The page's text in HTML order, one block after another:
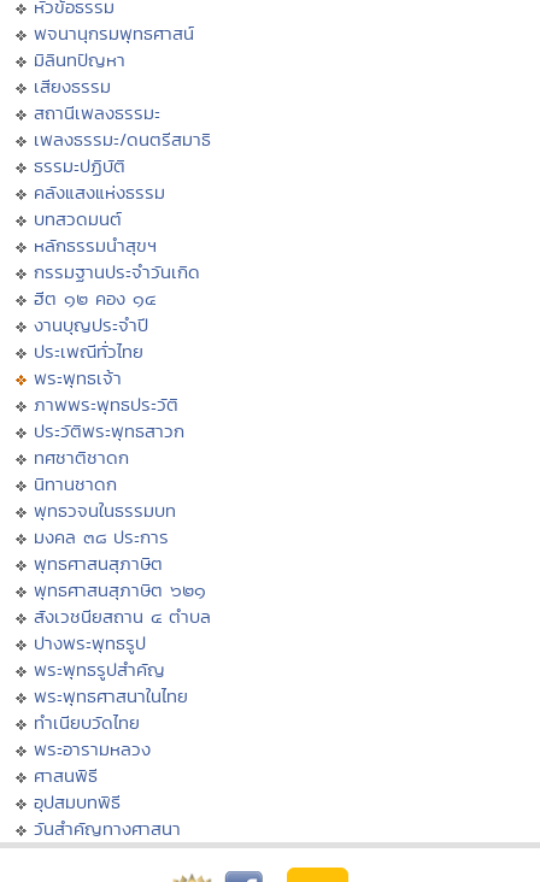
หัวข้อธรรม
พจนานุกรมพุทธศาสน์
มิลินทปัญหา
เสียงธรรม
สถานีเพลงธรรมะ
เพลงธรรมะ/ดนตรีสมาธิ
ธรรมะปฏิบัติ
คลังแสงแห่งธรรม
บทสวดมนต์
หลักธรรมนำสุขฯ
กรรมฐานประจำวันเกิด
ฮีต ๑๒ คอง ๑๔
งานบุญประจำปี
ประเพณีทั่วไทย
พระพุทธเจ้า
ภาพพระพุทธประวัติ
ประวัติพระพุทธสาวก
ทศชาติชาดก
นิทานชาดก
พุทธวจนในธรรมบท
มงคล ๓๘ ประการ
พุทธศาสนสุภาษิต
พุทธศาสนสุภาษิต ๖๒๑
สังเวชนียสถาน ๔ ตำบล
ปางพระพุทธรูป
พระพุทธรูปสำคัญ
พระพุทธศาสนาในไทย
ทำเนียบวัดไทย
พระอารามหลวง
ศาสนพิธี
อุปสมบทพิธี
วันสำคัญทางศาสนา